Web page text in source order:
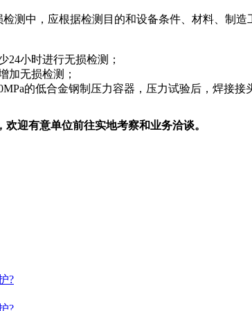
测中，应根据检测目的和设备条件、材料、制造
24小时进行无损检测；
加无损检测；
的低合金钢制压力容器，压力试验后，焊接接
迎有意单位前往实地考察和业务洽谈。
?